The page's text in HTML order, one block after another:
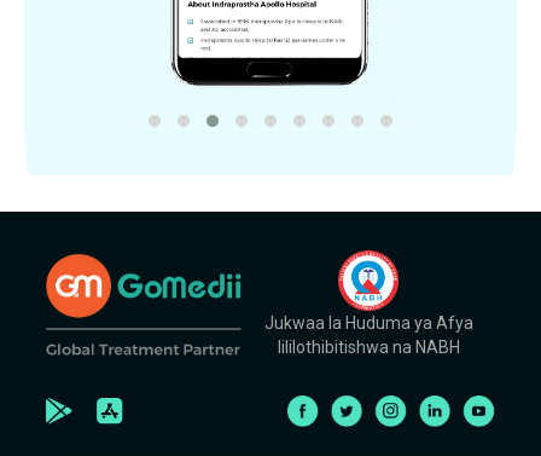
Jukwaa la Huduma ya Afya
lililothibitishwa na NABH